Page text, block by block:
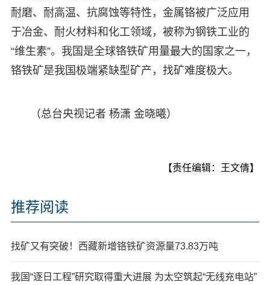
耐磨、耐高温、抗腐蚀等特性，金属铬被广泛应用
于冶金、耐火材料和化工领域，被称为钢铁工业的
“维生素”。我国是全球铬铁矿用量最大的国家之一，
铬铁矿是我国极端紧缺型矿产，找矿难度极大。
（总台央视记者 杨潇 金晓曦）
【责任编辑：王文倩】
推荐阅读
找矿又有突破！西藏新增铬铁矿资源量73.83万吨
我国“逐日工程”研究取得重大进展 为太空筑起“无线充电站”